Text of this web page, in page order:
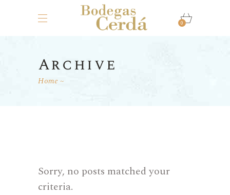
0
Archive
Home
Sorry, no posts matched your
criteria.